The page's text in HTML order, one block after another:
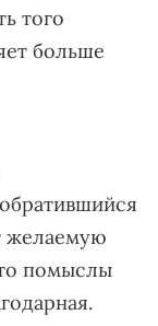
того
больше
желаемую
помыслы